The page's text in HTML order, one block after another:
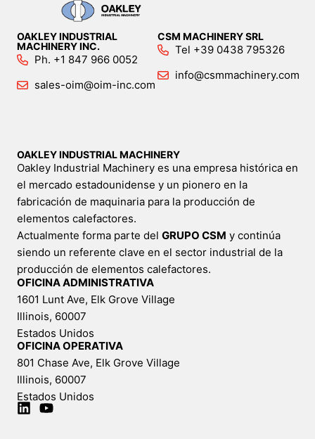
OAKLEY INDUSTRIAL
MACHINERY INC.
Ph. +1 847 966 0052
sales-oim@oim-inc.com
CSM MACHINERY SRL
Tel +39 0438 795326
info@csmmachinery.com
OAKLEY INDUSTRIAL MACHINERY
Oakley Industrial Machinery es una empresa histórica en
el mercado estadounidense y un pionero en la
fabricación de maquinaria para la producción de
elementos calefactores.
Actualmente forma parte del GRUPO CSM y continúa
siendo un referente clave en el sector industrial de la
producción de elementos calefactores.
OFICINA ADMINISTRATIVA
1601 Lunt Ave, Elk Grove Village
Illinois, 60007
Estados Unidos
OFICINA OPERATIVA
801 Chase Ave, Elk Grove Village
Illinois, 60007
Estados Unidos